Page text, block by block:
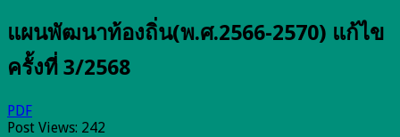
แผนพัฒนาท้องถิ่น(พ.ศ.2566-2570) แก้ไข
ครั้งที่ 3/2568
PDF
Post Views: 242